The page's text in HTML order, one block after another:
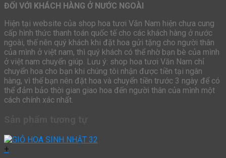
ĐỐI VỚI KHÁCH HÀNG Ở NƯỚC NGOÀI
Hiện tại website của shop hoa tươi Văn Nam hiện chưa cung
cấp hình thức thanh toán quốc tế cho các khách hàng ở nước
ngoài, thế nên quý khách khi đặt hoa gửi tặng cho người thân
của mình ở việt nam, thì quý khách có thể nhờ bạn bè của mình
ở việt nam chuyển giúp. Lưu ý: shop hoa tươi Văn Nam chỉ
chuyển hoa cho bạn khi chúng tôi nhận được tiền tại ngân
hàng, vì thế bạn nên đặt hoa và chuyển tiền trước 3 ngày để có
thể đảm bảo thời gian giao hoa đến người thân của mình một
cách chính xác nhất.
+